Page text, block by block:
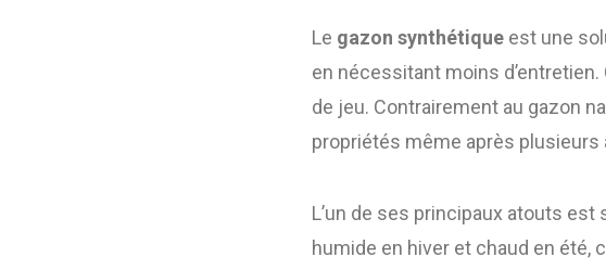
Le gazon synthétique est une
en nécessitant moins
de jeu. Contrairement au gazon
propriétés même après plusieurs
L’un de ses principaux atouts
humide en hiver et chaud en été,